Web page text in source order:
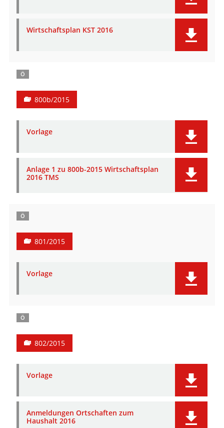
Wirtschaftsplan KST 2016
Ö
800b/2015
Vorlage
Anlage 1 zu 800b-2015 Wirtschaftsplan
2016 TMS
Ö
801/2015
Vorlage
Ö
802/2015
Vorlage
Anmeldungen Ortschaften zum
Haushalt 2016